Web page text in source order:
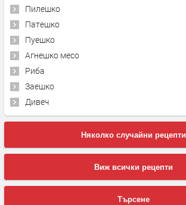
Пилешко
Патешко
Пуешко
Агнешко месо
Риба
Заешко
Дивеч
Няколко случайни рецепти
Виж всички рецепти
Търсене